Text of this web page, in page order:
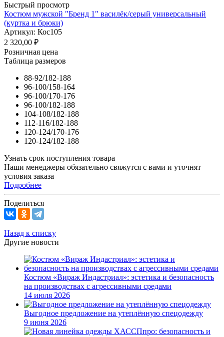
Быстрый просмотр
Костюм мужской "Бренд 1" василёк/серый универсальный
(куртка и брюки)
Артикул: Кос105
2 320,00 ₽
Розничная цена
Таблица размеров
88-92/182-188
96-100/158-164
96-100/170-176
96-100/182-188
104-108/182-188
112-116/182-188
120-124/170-176
120-124/182-188
Узнать срок поступления товара
Наши менеджеры обязательно свяжутся с вами и уточнят
условия заказа
Подробнее
Поделиться
Назад к списку
Другие новости
Костюм «Вираж Индастриал»: эстетика и безопасность
на производствах с агрессивными средами
14 июля 2026
Выгодное предложение на утеплённую спецодежду
9 июня 2026